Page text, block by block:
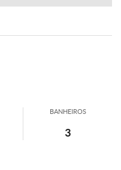
BANHEIROS
3